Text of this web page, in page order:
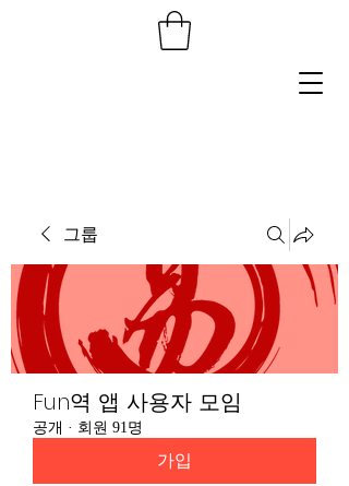
그룹
Fun역 앱 사용자 모임
공개 · 회원 91명
가입